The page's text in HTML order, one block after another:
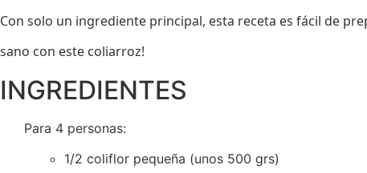
Con solo un ingrediente principal, esta receta es fácil de
sano con este coliarroz!
INGREDIENTES
Para 4 personas:
1/2 coliflor pequeña (unos 500 grs)